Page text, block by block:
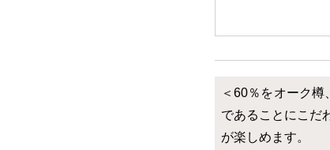
＜60％をオーク
であることにこだ
が楽しめます。